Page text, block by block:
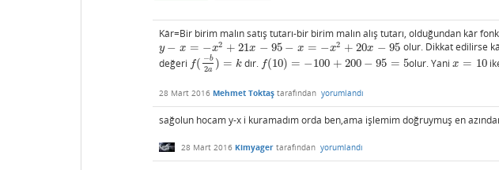
Kâr=Bir birim malın satış tutarı-bir birim malın alış tutarı, olduğundan kâr
y − x = −x2 + 21x − 95 − x = −x2 + 20x − 95
y−x= −x 2+ 21x− 95−x=−x 2+ 20x−95
olur. Dikkat edilirse
değeri f( −b
2a ) = k
f(− b2a) =k dır. f(10) = −100 + 200 − 95 = 5
f(10)= −100+200 −95=5 olur. Yanix = 10
x= 10
28 Mart 2016 Mehmet Toktaş tarafından yorumlandı
sağolun hocam y-x i kuramadım orda ben,ama işlemim doğruymuş en
28 Mart 2016 Kimyager tarafından yorumlandı